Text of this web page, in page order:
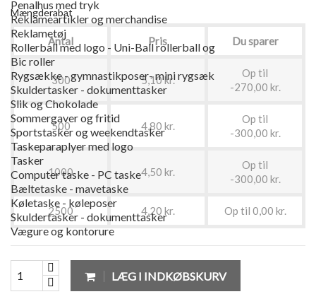
Penalhus med tryk
Reklameartikler og merchandise
Reklametøj
Rollerball med logo - Uni-Ball rollerball og
Bic roller
Rygsække - gymnastikposer- mini rygsæk
Skuldertasker - dokumenttasker
Slik og Chokolade
Sommergaver og fritid
Sportstasker og weekendtasker
Taskeparaplyer med logo
Tasker
Computer taske - PC taske
Bæltetaske - mavetaske
Køletaske - køleposer
Skuldertasker - dokumenttasker
Vægure og kontorure
Mængderabat
Antal Pris Du sparer
300 5,10 kr.
Op til
-270,00 kr.
500 4,80 kr.
Op til
-300,00 kr.
1000 4,50 kr.
Op til
-300,00 kr.
2500 4,20 kr. Op til 0,00 kr.
LÆG I INDKØBSKURV